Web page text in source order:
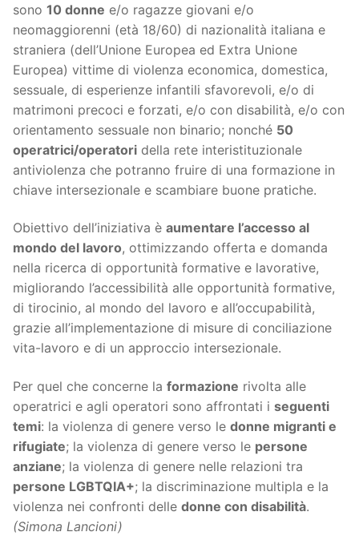
sono 10 donne e/o ragazze giovani e/o
neomaggiorenni (età 18/60) di nazionalità italiana e
straniera (dell’Unione Europea ed Extra Unione
Europea) vittime di violenza economica, domestica,
sessuale, di esperienze infantili sfavorevoli, e/o di
matrimoni precoci e forzati, e/o con disabilità, e/o con
orientamento sessuale non binario; nonché 50
operatrici/operatori della rete interistituzionale
antiviolenza che potranno fruire di una formazione in
chiave intersezionale e scambiare buone pratiche.
Obiettivo dell’iniziativa è aumentare l’accesso al
mondo del lavoro, ottimizzando offerta e domanda
nella ricerca di opportunità formative e lavorative,
migliorando l’accessibilità alle opportunità formative,
di tirocinio, al mondo del lavoro e all’occupabilità,
grazie all’implementazione di misure di conciliazione
vita-lavoro e di un approccio intersezionale.
Per quel che concerne la formazione rivolta alle
operatrici e agli operatori sono affrontati i seguenti
temi: la violenza di genere verso le donne migranti e
rifugiate; la violenza di genere verso le persone
anziane; la violenza di genere nelle relazioni tra
persone LGBTQIA+; la discriminazione multipla e la
violenza nei confronti delle donne con disabilità.
(Simona Lancioni)